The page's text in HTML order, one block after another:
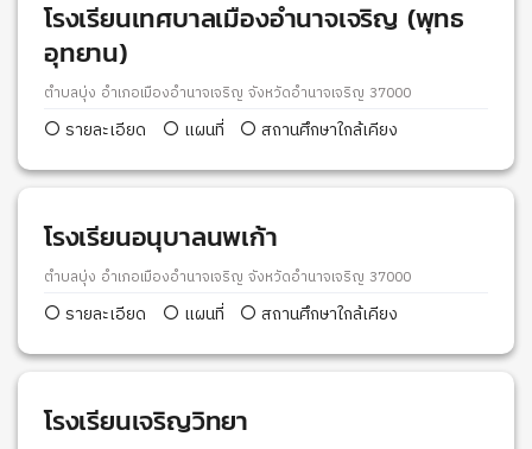
โรงเรียนเทศบาลเมืองอำนาจเจริญ (พุทธ
อุทยาน)
ตำบลบุ่ง อำเภอเมืองอำนาจเจริญ จังหวัดอำนาจเจริญ 37000
รายละเอียด แผนที่ สถานศึกษาใกล้เคียง
โรงเรียนอนุบาลนพเก้า
ตำบลบุ่ง อำเภอเมืองอำนาจเจริญ จังหวัดอำนาจเจริญ 37000
รายละเอียด แผนที่ สถานศึกษาใกล้เคียง
โรงเรียนเจริญวิทยา